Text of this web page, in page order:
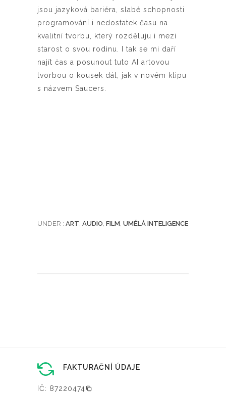
jsou jazyková bariéra, slabé schopnosti
programování i nedostatek času na
kvalitní tvorbu, který rozděluju i mezi
starost o svou rodinu. I tak se mi daří
najít čas a posunout tuto AI artovou
tvorbou o kousek dál, jak v novém klipu
s názvem Saucers.
UNDER : ART, AUDIO, FILM, UMĚLÁ INTELIGENCE
FAKTURAČNÍ ÚDAJE
IČ: 87220474